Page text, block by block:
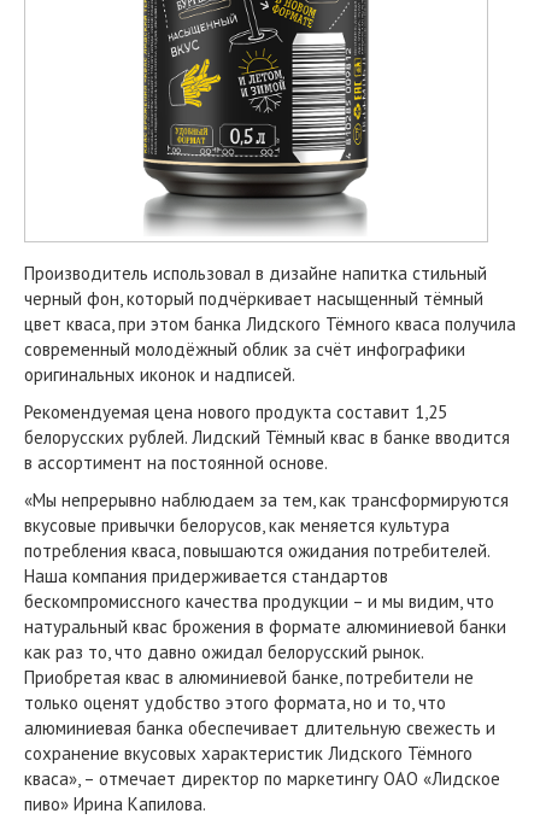
Производитель использовал в дизайне напитка стильный
черный фон, который подчёркивает насыщенный тёмный
цвет кваса, при этом банка Лидского Тёмного кваса получила
современный молодёжный облик за счёт инфографики
оригинальных иконок и надписей.
Рекомендуемая цена нового продукта составит 1,25
белорусских рублей. Лидский Тёмный квас в банке вводится
в ассортимент на постоянной основе.
«Мы непрерывно наблюдаем за тем, как трансформируются
вкусовые привычки белорусов, как меняется культура
потребления кваса, повышаются ожидания потребителей.
Наша компания придерживается стандартов
бескомпромиссного качества продукции – и мы видим, что
натуральный квас брожения в формате алюминиевой банки
как раз то, что давно ожидал белорусский рынок.
Приобретая квас в алюминиевой банке, потребители не
только оценят удобство этого формата, но и то, что
алюминиевая банка обеспечивает длительную свежесть и
сохранение вкусовых характеристик Лидского Тёмного
кваса», – отмечает директор по маркетингу ОАО «Лидское
пиво» Ирина Капилова.